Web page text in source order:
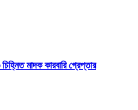
মাদক কারবারি গ্রেপ্তার